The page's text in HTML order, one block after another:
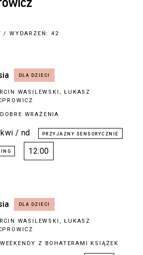
/ WYDARZEŃ: 42
WASILEWSKI, ŁUKASZ
DOBRE WRAŻENIA
/ nd
12:00
WASILEWSKI, ŁUKASZ
WEEKENDY Z BOHATERAMI KSIĄŻEK